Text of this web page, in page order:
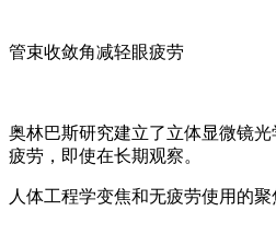
管束收敛角减轻眼疲劳
奥林巴斯研究建立了立体显微镜
疲劳，即使在长期观察。
人体工程学变焦和无疲劳使用的聚